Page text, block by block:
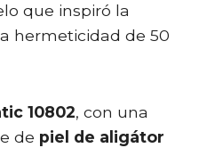
que inspiró la
hermeticidad de 50
10802, con una
de piel de aligátor